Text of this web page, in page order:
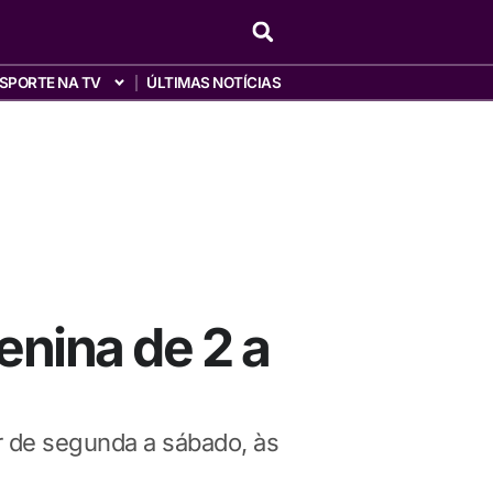
NA TV ÚLTIMAS NOTÍCIAS
de 2 a
segunda a sábado, às